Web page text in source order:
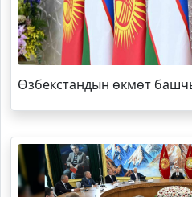
Өзбекстандын өкмөт